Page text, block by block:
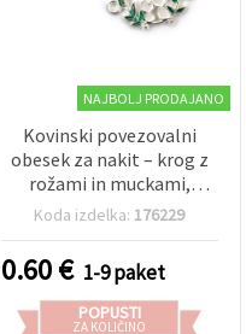
NAJBOLJ PRODAJANO
Kovinski povezovalni
obesek za nakit – krog z
rožami in muckami,
srebrne barve, 21x14x2
Koda izdelka: 176229
0.60€ 1-9 paket
POPUSTI
ZA KOLIČINO